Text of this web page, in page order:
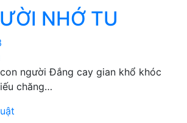
NHỚ TU
người Đắng cay gian khổ khóc
chăng…